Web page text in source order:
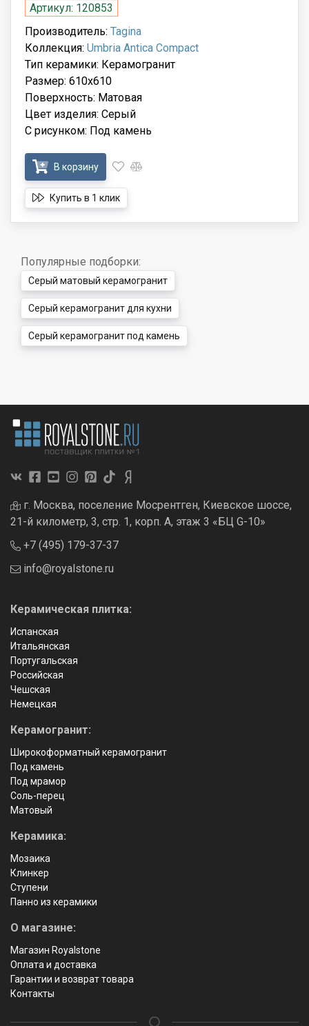
Артикул: 120853
Производитель: Tagina
Коллекция: Umbria Antica Compact
Тип керамики: Керамогранит
Размер: 610x610
Поверхность: Матовая
Цвет изделия: Серый
С рисунком: Под камень
В корзину
Купить в 1 клик
Популярные подборки:
Серый матовый керамогранит
Серый керамогранит для кухни
Серый керамогранит под камень
г. Москва, поселение Мосрентген, Киевское шоссе,
21-й километр, 3, стр. 1, корп. А, этаж 3 «БЦ G-10»
+7 (495) 179-37-37
info@royalstone.ru
Керамическая плитка:
Испанская
Итальянская
Португальская
Российская
Чешская
Немецкая
Керамогранит:
Широкоформатный керамогранит
Под камень
Под мрамор
Соль-перец
Матовый
Керамика:
Мозаика
Клинкер
Ступени
Панно из керамики
О магазине:
Магазин Royalstone
Оплата и доставка
Гарантии и возврат товара
Контакты